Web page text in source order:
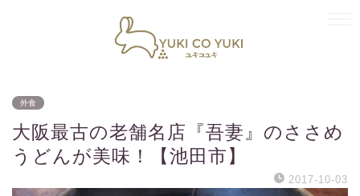
外食
大阪最古の老舗名店『吾妻』のささめ
うどんが美味！【池田市】
2017-10-03